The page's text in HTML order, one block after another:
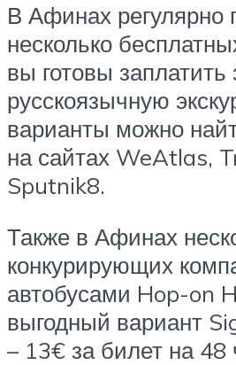
В Афинах регулярно
несколько
вы готовы заплатить
русскоязычную
варианты можно
на сайтах WeAtlas,
Sputnik8.
Также в Афинах
конкурирующих
автобусами Hop-on
выгодный вариант
– 13€ за билет на 48